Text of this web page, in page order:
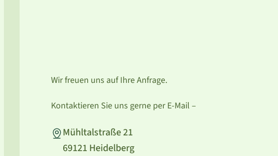
Wir freuen uns auf Ihre Anfrage.
Kontaktieren Sie uns gerne per E-Mail –
Mühltalstraße 21
69121 Heidelberg